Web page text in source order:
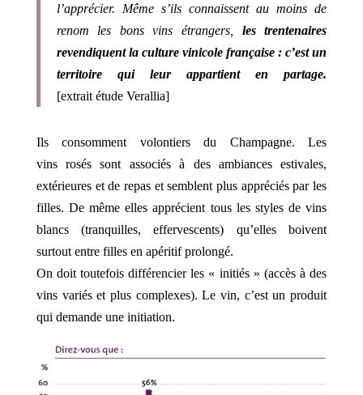
l’apprécier. Même s’ils connaissent au moins de
renom les bons vins étrangers, les trentenaires
revendiquent la culture vinicole française : c’est un
territoire qui leur appartient en partage.
[extrait étude Verallia]
Ils consomment volontiers du Champagne. Les
vins rosés sont associés à des ambiances estivales,
extérieures et de repas et semblent plus appréciés par les
filles. De même elles apprécient tous les styles de vins
blancs (tranquilles, effervescents) qu’elles boivent
surtout entre filles en apéritif prolongé.
On doit toutefois différencier les « initiés » (accès à des
vins variés et plus complexes). Le vin, c’est un produit
qui demande une initiation.